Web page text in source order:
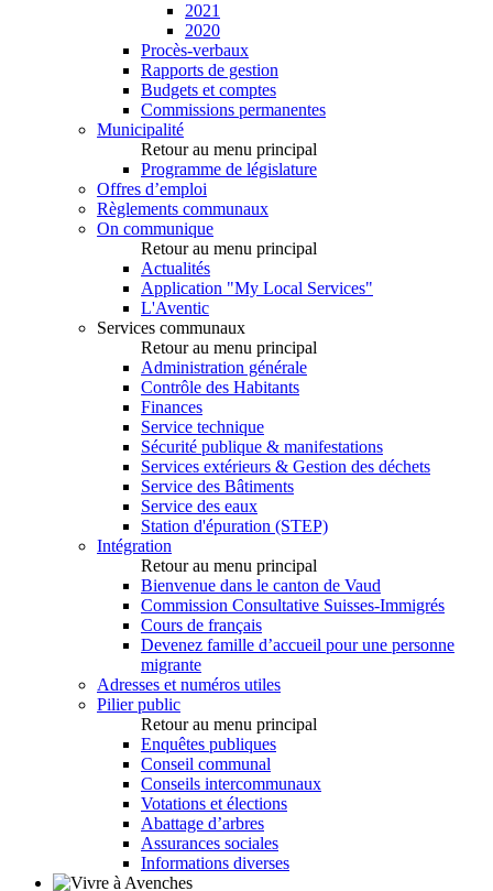
2021
2020
Procès-verbaux
Rapports de gestion
Budgets et comptes
Commissions permanentes
Municipalité
Retour au menu principal
Programme de législature
Offres d’emploi
Règlements communaux
On communique
Retour au menu principal
Actualités
Application "My Local Services"
L'Aventic
Services communaux
Retour au menu principal
Administration générale
Contrôle des Habitants
Finances
Service technique
Sécurité publique & manifestations
Services extérieurs & Gestion des déchets
Service des Bâtiments
Service des eaux
Station d'épuration (STEP)
Intégration
Retour au menu principal
Bienvenue dans le canton de Vaud
Commission Consultative Suisses-Immigrés
Cours de français
Devenez famille d’accueil pour une personne
migrante
Adresses et numéros utiles
Pilier public
Retour au menu principal
Enquêtes publiques
Conseil communal
Conseils intercommunaux
Votations et élections
Abattage d’arbres
Assurances sociales
Informations diverses